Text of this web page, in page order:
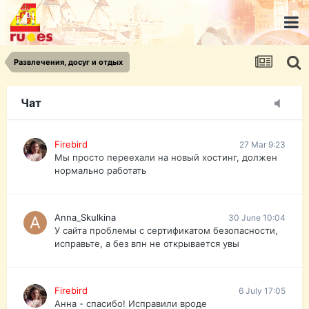
Развлечения, досуг и отдых
Чат
urist.dokument@gmail.com
https://pasport-ua.com/
Телеграмм @uristpassua
Firebird
Друзья - из России без VPN сайт и форум
Firebird 27 Mar 9:23
Мы просто переехали на новый хостинг, должен
нормально работать
Anna_Skulkina 30 June 10:04
У сайта проблемы с сертификатом безопасности,
исправьте, а без впн не открывается увы
Firebird 6 July 17:05
Анна - спасибо! Исправили вроде